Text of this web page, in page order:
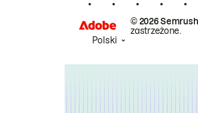
© 2026
zastrzeżone.
Polski